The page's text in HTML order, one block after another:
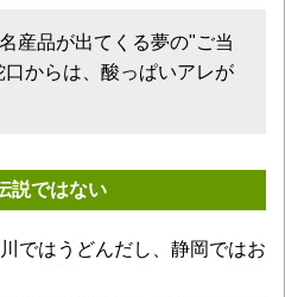
産品が出てくる夢の"ご当
からは、酸っぱいアレが
説ではない
ではうどんだし、静岡ではお